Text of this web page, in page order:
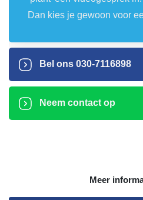
Dan kies je gewoon voor
Bel ons 030-7116898
Neem contact op
Meer